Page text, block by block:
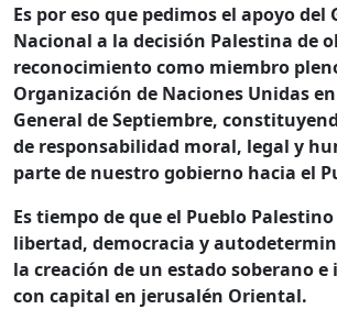
Es por eso que pedimos el apoyo del
Nacional a la decisión Palestina de
reconocimiento como miembro
Organización de Naciones Unidas
General de Septiembre,
de responsabilidad moral, legal y
parte de nuestro gobierno hacia el
Es tiempo de que el Pueblo
libertad, democracia y
la creación de un estado soberano
con capital en jerusalén Oriental.